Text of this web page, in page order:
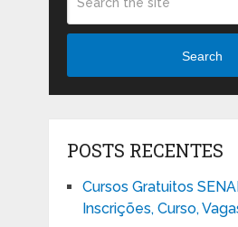
Search
POSTS RECENTES
Cursos Gratuitos
Inscrições, Curso,